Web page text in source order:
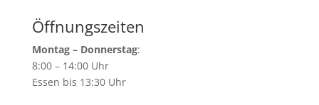
Öffnungszeiten
Montag – Donnerstag:
8:00 – 14:00 Uhr
Essen bis 13:30 Uhr